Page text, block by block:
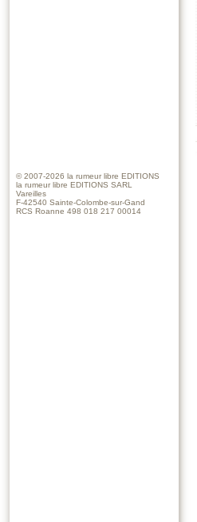
© 2007-2026 la rumeur libre EDITIONS
la rumeur libre EDITIONS SARL
Vareilles
F-42540 Sainte-Colombe-sur-Gand
RCS Roanne 498 018 217 00014